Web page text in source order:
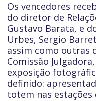
Os vencedores
do diretor de
Gustavo Barata, e
Urbes, Sergio
assim como outras
Comissão
exposição
definido:
totem nas estações